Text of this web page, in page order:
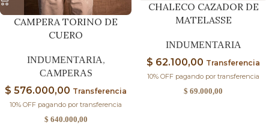
CAMPERA TORINO DE
CUERO
INDUMENTARIA,
CAMPERAS
$ 576.000,00 Transferencia
10% OFF pagando por transferencia
$ 640.000,00
CHALECO CAZADOR DE
MATELASSE
INDUMENTARIA
$ 62.100,00 Transferencia
10% OFF pagando por transferencia
$ 69.000,00